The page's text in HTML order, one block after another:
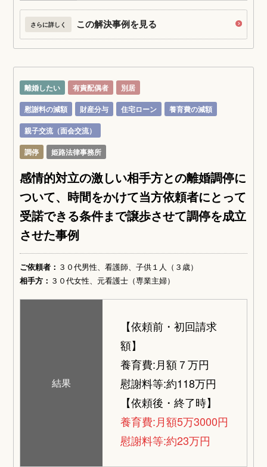
さらに詳しく この解決事例を見る
離婚したい 有責配偶者
別居
慰謝料の減額
財産分与 住宅ローン
養育費の減額
親子交流（面会交流）
調停
姫路法律事務所
感情的対立の激しい相手方との離婚調停に
ついて、時間をかけて当方依頼者にとって
受諾できる条件まで譲歩させて調停を成立
させた事例
ご依頼者： ３０代男性、看護師、子供１人（３歳）
相手方： ３０代女性、元看護士（専業主婦）
結果
【依頼前・初回請求
額】
養育費:月額７万円
慰謝料等:約118万円
【依頼後・終了時】
養育費:月額5万3000円
慰謝料等:約23万円